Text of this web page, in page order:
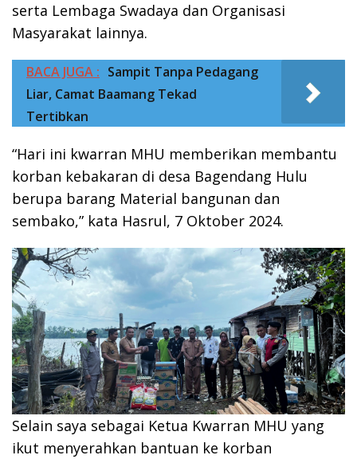
serta Lembaga Swadaya dan Organisasi
Masyarakat lainnya.
BACA JUGA : Sampit Tanpa Pedagang
Liar, Camat Baamang Tekad
Tertibkan
“Hari ini kwarran MHU memberikan membantu
korban kebakaran di desa Bagendang Hulu
berupa barang Material bangunan dan
sembako,” kata Hasrul, 7 Oktober 2024.
Selain saya sebagai Ketua Kwarran MHU yang
ikut menyerahkan bantuan ke korban